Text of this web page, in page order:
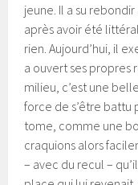
jeune. Il a su
après avoir été
rien. Aujourd’hui, il
a ouvert ses propres
milieu, c’est une
force de s’être battu
tome, comme une
craquions alors
– avec du recul –